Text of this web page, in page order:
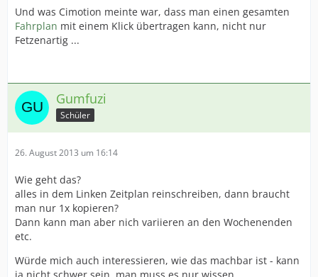
Und was Cimotion meinte war, dass man einen gesamten
Fahrplan mit einem Klick übertragen kann, nicht nur
Fetzenartig ...
Gumfuzi
Schüler
26. August 2013 um 16:14
Wie geht das?
alles in dem Linken Zeitplan reinschreiben, dann braucht
man nur 1x kopieren?
Dann kann man aber nich variieren an den Wochenenden
etc.
Würde mich auch interessieren, wie das machbar ist - kann